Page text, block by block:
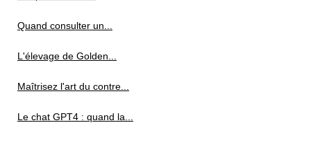
Quand consulter un...
L'élevage de Golden...
Maîtrisez l'art du contre...
Le chat GPT4 : quand la...